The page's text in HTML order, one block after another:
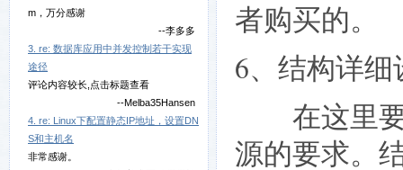
m，万分感谢
--李多多
3. re: 数据库应用中并发控制若干实现
途径
评论内容较长,点击标题查看
--Melba35Hansen
4. re: Linux下配置静态IP地址，设置DN
S和主机名
非常感谢。
者购买的。
6、结构详细
在这里要
源的要求。